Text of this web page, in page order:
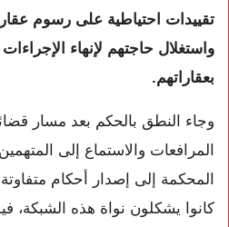
تقييدات احتياطية على رسوم
واستغلال حاجتهم لإنهاء الإجراءات
بعقاراتهم.
وجاء النطق بالحكم بعد مسار
المرافعات والاستماع إلى
المحكمة إلى إصدار أحكام
كانوا يشكلون نواة هذه الشبكة،